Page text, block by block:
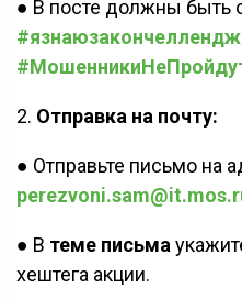
● В посте должны быть
#язнаюзакончеллендж
2. Отправка на почту:
● Отправьте письмо на
● В теме письма
хештега акции.